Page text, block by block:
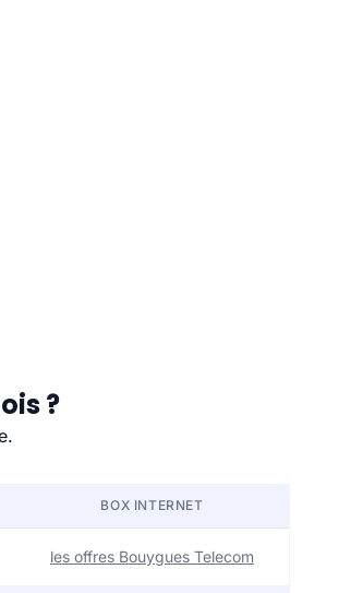
?
BOX INTERNET
les offres Bouygues Telecom